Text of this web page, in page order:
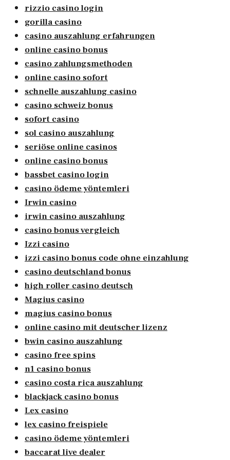
rizzio casino login
gorilla casino
casino auszahlung erfahrungen
online casino bonus
casino zahlungsmethoden
online casino sofort
schnelle auszahlung casino
casino schweiz bonus
sofort casino
sol casino auszahlung
seriöse online casinos
online casino bonus
bassbet casino login
casino ödeme yöntemleri
Irwin casino
irwin casino auszahlung
casino bonus vergleich
Izzi casino
izzi casino bonus code ohne einzahlung
casino deutschland bonus
high roller casino deutsch
Magius casino
magius casino bonus
online casino mit deutscher lizenz
bwin casino auszahlung
casino free spins
n1 casino bonus
casino costa rica auszahlung
blackjack casino bonus
Lex casino
lex casino freispiele
casino ödeme yöntemleri
baccarat live dealer